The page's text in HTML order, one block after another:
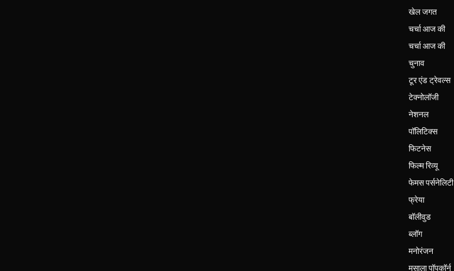
खेल जगत
चर्चा आज की
चर्चा आज की
चुनाव
टूर एंड ट्रेवल्स
टेक्नोलॉजी
नेशनल
पॉलिटिक्स
फिटनेस
फिल्म रिव्यू
फेमस पर्सनेलिटी
फ्रेया
बॉलीवुड
ब्लॉग
मनोरंजन
मसाला पॉपकॉर्न